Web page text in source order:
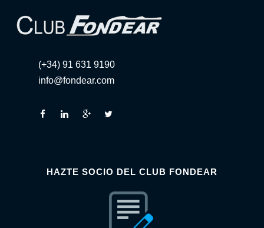
(+34) 91 631 9190
info@fondear.com
HAZTE SOCIO DEL CLUB FONDEAR